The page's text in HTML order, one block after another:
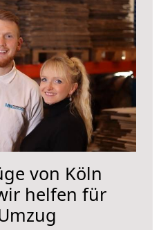
von Köln
helfen für